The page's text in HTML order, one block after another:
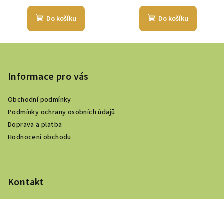
Do košíku Do košíku
Informace pro vás
Obchodní podmínky
Podmínky ochrany osobních údajů
Doprava a platba
Hodnocení obchodu
Kontakt